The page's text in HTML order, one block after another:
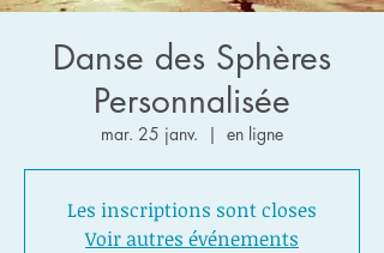
Danse des Sphères
Personnalisée
mar. 25 janv.
  |
en ligne
Les inscriptions sont closes
Voir autres événements